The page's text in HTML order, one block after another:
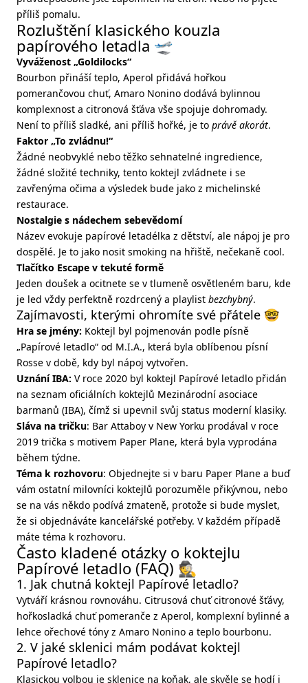
příliš pomalu.
Rozluštění klasického kouzla
papírového letadla 🛫
Vyváženost „Goldilocks“
Bourbon přináší teplo, Aperol přidává hořkou
pomerančovou chuť, Amaro Nonino dodává bylinnou
komplexnost a citronová šťáva vše spojuje dohromady.
Není to příliš sladké, ani příliš hořké, je to právě akorát.
Faktor „To zvládnu!“
Žádné neobvyklé nebo těžko sehnatelné ingredience,
žádné složité techniky, tento koktejl zvládnete i se
zavřenýma očima a výsledek bude jako z michelinské
restaurace.
Nostalgie s nádechem sebevědomí
Název evokuje papírové letadélka z dětství, ale nápoj je pro
dospělé. Je to jako nosit smoking na hřiště, nečekaně cool.
Tlačítko Escape v tekuté formě
Jeden doušek a ocitnete se v tlumeně osvětleném baru, kde
je led vždy perfektně rozdrcený a playlist bezchybný.
Zajímavosti, kterými ohromíte své přátele 🤓
Hra se jmény: Koktejl byl pojmenován podle písně
„Papírové letadlo“ od M.I.A., která byla oblíbenou písní
Rosse v době, kdy byl nápoj vytvořen.
Uznání IBA: V roce 2020 byl koktejl Papírové letadlo přidán
na seznam oficiálních koktejlů Mezinárodní asociace
barmanů (IBA), čímž si upevnil svůj status moderní klasiky.
Sláva na tričku: Bar Attaboy v New Yorku prodával v roce
2019 trička s motivem Paper Plane, která byla vyprodána
během týdne.
Téma k rozhovoru: Objednejte si v baru Paper Plane a buď
vám ostatní milovníci koktejlů porozuměle přikývnou, nebo
se na vás někdo podívá zmateně, protože si bude myslet,
že si objednáváte kancelářské potřeby. V každém případě
máte téma k rozhovoru.
Často kladené otázky o koktejlu
Papírové letadlo (FAQ) 🕵️
1. Jak chutná koktejl Papírové letadlo?
Vytváří krásnou rovnováhu. Citrusová chuť citronové šťávy,
hořkosladká chuť pomeranče z Aperol, komplexní bylinné a
lehce ořechové tóny z Amaro Nonino a teplo bourbonu.
2. V jaké sklenici mám podávat koktejl
Papírové letadlo?
Klasickou volbou je sklenice na koňak, ale skvěle se hodí i